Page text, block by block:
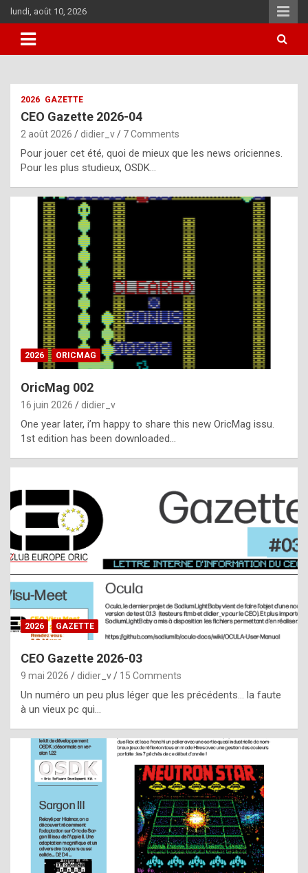
Skip
to
content
lundi, août 10, 2026
i
u
l
y
d
i
ff
i
l
t
t
s
t
a
s
i
e
f
o
m
m
a
y
b
e
2026 GAZETTE
CEO Gazette 2026-04
2 août 2026 didier_v 7 Comments
Pour jouer cet été, quoi de mieux que les news oriciennes.
Pour les plus studieux, OSDK…
2026 ORICMAG
OricMag 002
16 juin 2026 didier_v
One year later, i’m happy to share this new OricMag issu.
1st edition has been downloaded…
2026 GAZETTE
CEO Gazette 2026-03
9 mai 2026 didier_v 15 Comments
Un numéro un peu plus léger que les précédents… la faute
à un vieux pc qui…